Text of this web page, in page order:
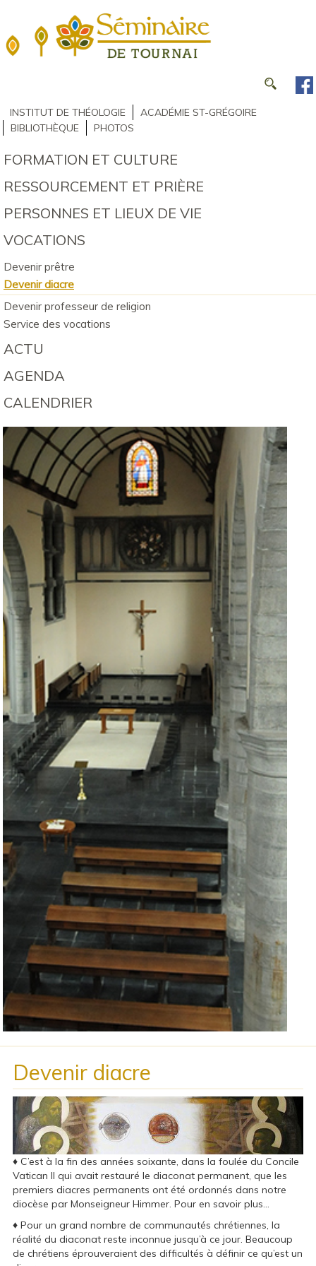
INSTITUT DE THÉOLOGIE
ACADÉMIE ST-GRÉGOIRE
BIBLIOTHÈQUE
PHOTOS
FORMATION ET CULTURE
RESSOURCEMENT ET PRIÈRE
PERSONNES ET LIEUX DE VIE
VOCATIONS
Devenir prêtre
Devenir diacre
Devenir professeur de religion
Service des vocations
ACTU
AGENDA
CALENDRIER
Devenir diacre
♦ C’est à la fin des années soixante, dans la foulée du Concile
Vatican II qui avait restauré le diaconat permanent, que les
premiers diacres permanents ont été ordonnés dans notre
diocèse par Monseigneur Himmer. Pour en savoir plus...
♦ Pour un grand nombre de communautés chrétiennes, la
réalité du diaconat reste inconnue jusqu’à ce jour. Beaucoup
de chrétiens éprouveraient des difficultés à définir ce qu’est un